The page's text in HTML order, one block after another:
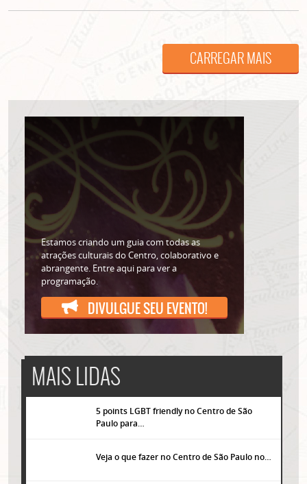
CARREGAR MAIS
Estamos criando um guia com todas as
atrações culturais do Centro, colaborativo e
abrangente. Entre aqui para ver a
programação.
DIVULGUE SEU EVENTO!
MAIS LIDAS
5 points LGBT friendly no Centro de São
Paulo para…
Veja o que fazer no Centro de São Paulo no…
Lorem ipsum dolor sit amet, consectetur adipisicing elit. Autem assumenda
labore quia nobis nihil tempora praesentium distinctio, id, quibusdam est.